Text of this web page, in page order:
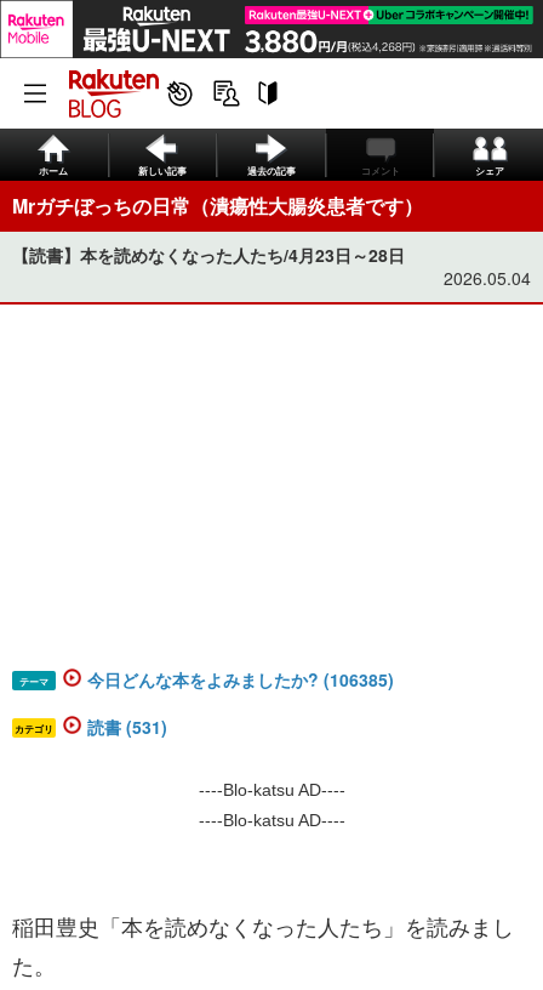
ホーム 新しい記事 過去の記事 コメント シェア
Mrガチぼっちの日常（潰瘍性大腸炎患者です）
【読書】本を読めなくなった人たち/4月23日～28日
2026.05.04
テーマ 今日どんな本をよみましたか? (106385)
カテゴリ 読書 (531)
----Blo-katsu AD----
----Blo-katsu AD----
稲田豊史「本を読めなくなった人たち」を読みまし
た。